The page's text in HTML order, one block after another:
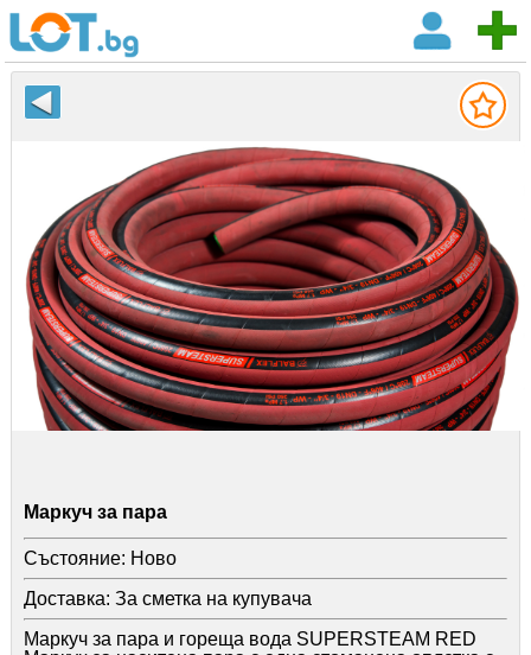
Маркуч за пара
Състояние: Ново
Доставка: За сметка на купувача
Маркуч за пара и гореща вода SUPERSTEAM RED